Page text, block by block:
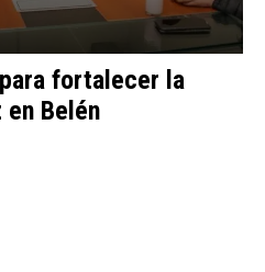
fortalecer la
Belén